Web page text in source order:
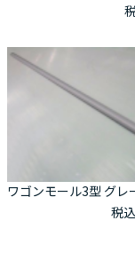
ワゴンモール3型 グレ
税込